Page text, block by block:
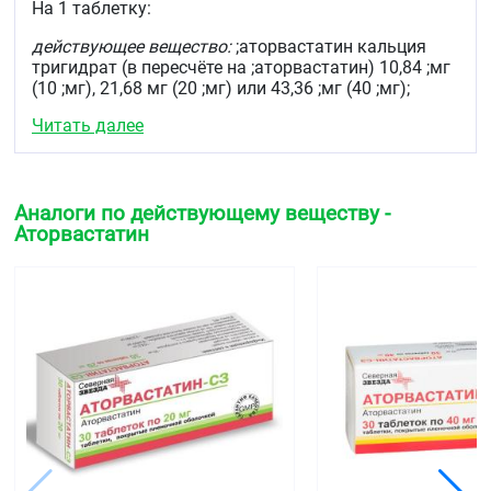
осложнений у пациентов с ишемической болезнью
миокарда, инсульта, повторных госпитализаций по
поводу стенокардии и необходимости
реваскуляризации.
На 1 таблетку:
действующее вещество:;аторвастатин кальция
тригидрат (в пересчёте на ;аторвастатин) 10,84 ;мг
(10 ;мг), 21,68 мг (20 ;мг) или 43,36 ;мг (40 ;мг);
вспомогательные вещества:
(сахар молочный), ;крахмал картофельный,
;натрия, ;тальк, ;кальция стеарат;
оболочка таблетки:
Описание
Круглые, двояковыпуклые таблетки, покрытые
плёночной оболочкой белого цвета. На поперечном
разрезе ядро белого цвета.
Фармакотерапевтическая группа
Читать далее
Аналоги по действующему веществу -
Аторвастатин